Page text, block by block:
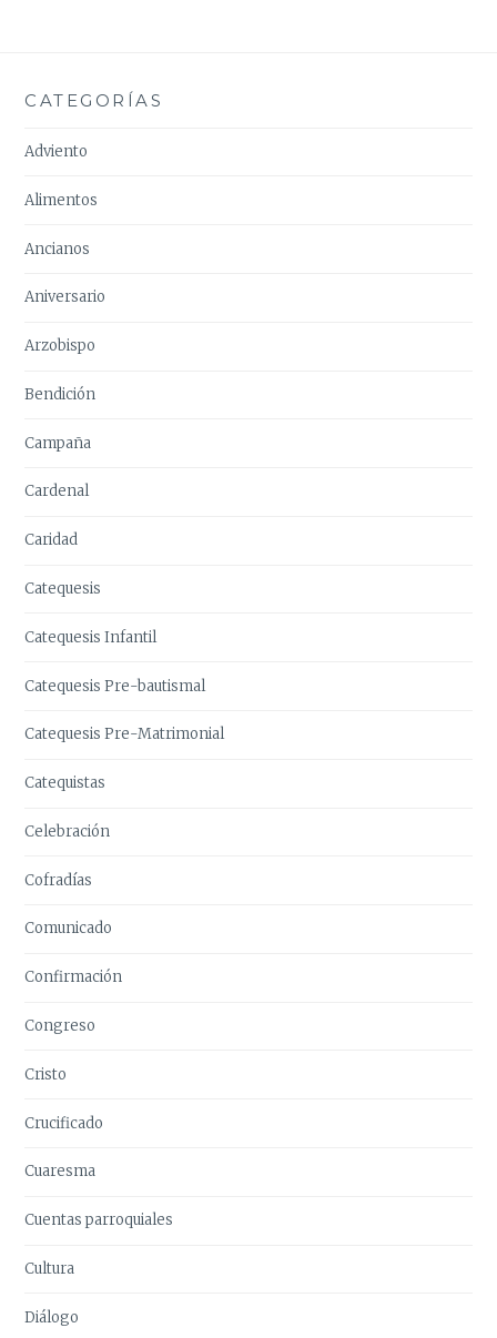
CATEGORÍAS
Adviento
Alimentos
Ancianos
Aniversario
Arzobispo
Bendición
Campaña
Cardenal
Caridad
Catequesis
Catequesis Infantil
Catequesis Pre-bautismal
Catequesis Pre-Matrimonial
Catequistas
Celebración
Cofradías
Comunicado
Confirmación
Congreso
Cristo
Crucificado
Cuaresma
Cuentas parroquiales
Cultura
Diálogo